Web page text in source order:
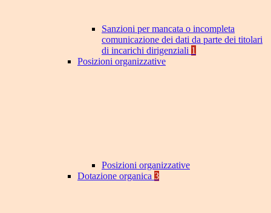
Sanzioni per mancata o incompleta
comunicazione dei dati da parte dei titolari
di incarichi dirigenziali 1
Posizioni organizzative
Posizioni organizzative
Dotazione organica 3